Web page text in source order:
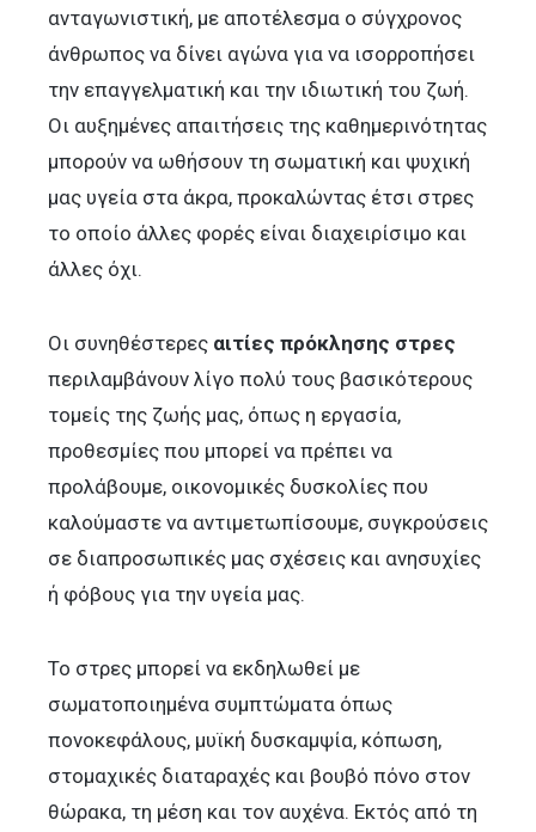
ανταγωνιστική, με αποτέλεσμα ο σύγχρονος
άνθρωπος να δίνει αγώνα για να ισορροπήσει
την επαγγελματική και την ιδιωτική του ζωή.
Οι αυξημένες απαιτήσεις της καθημερινότητας
μπορούν να ωθήσουν τη σωματική και ψυχική
μας υγεία στα άκρα, προκαλώντας έτσι στρες
το οποίο άλλες φορές είναι διαχειρίσιμο και
άλλες όχι.
Οι συνηθέστερες αιτίες πρόκλησης στρες
περιλαμβάνουν λίγο πολύ τους βασικότερους
τομείς της ζωής μας, όπως η εργασία,
προθεσμίες που μπορεί να πρέπει να
προλάβουμε, οικονομικές δυσκολίες που
καλούμαστε να αντιμετωπίσουμε, συγκρούσεις
σε διαπροσωπικές μας σχέσεις και ανησυχίες
ή φόβους για την υγεία μας.
Το στρες μπορεί να εκδηλωθεί με
σωματοποιημένα συμπτώματα όπως
πονοκεφάλους, μυϊκή δυσκαμψία, κόπωση,
στομαχικές διαταραχές και βουβό πόνο στον
θώρακα, τη μέση και τον αυχένα. Εκτός από τη